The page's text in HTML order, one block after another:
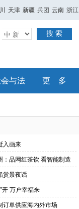
天津 新疆 兵团 云南 浙江
搜 索
与法 更 多
入画来
：品网红茶饮 看智能制造
赏景夜话
开 万户幸福来
订单供应海内外市场